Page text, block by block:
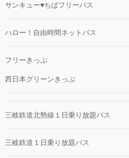
サンキュー♥ちばフリーパス
ハロー！自由時間ネットパス
フリーきっぷ
西日本グリーンきっぷ
三岐鉄道北勢線１日乗り放題パス
三岐鉄道１日乗り放題パス